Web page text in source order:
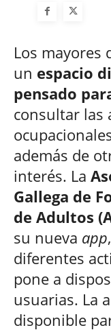
Los mayores
un espacio
pensado
consultar las
además de
interés. La
Gallega de
de Adultos
su nueva app
diferentes
pone a
usuarias. La
disponible